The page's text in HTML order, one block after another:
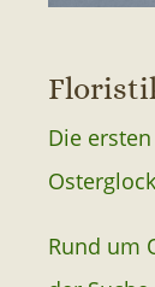
Die
Rund um